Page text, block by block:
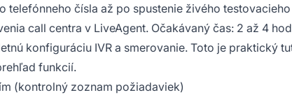
telefónneho čísla až po spustenie živého
call centra v LiveAgent. Očakávaný čas: 2 až 4
konfiguráciu IVR a smerovanie. Toto je praktický
funkcií.
(kontrolný zoznam požiadaviek)